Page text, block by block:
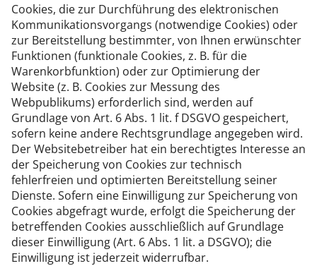
Cookies, die zur Durchführung des elektronischen
Kommunikationsvorgangs (notwendige Cookies) oder
zur Bereitstellung bestimmter, von Ihnen erwünschter
Funktionen (funktionale Cookies, z. B. für die
Warenkorbfunktion) oder zur Optimierung der
Website (z. B. Cookies zur Messung des
Webpublikums) erforderlich sind, werden auf
Grundlage von Art. 6 Abs. 1 lit. f DSGVO gespeichert,
sofern keine andere Rechtsgrundlage angegeben wird.
Der Websitebetreiber hat ein berechtigtes Interesse an
der Speicherung von Cookies zur technisch
fehlerfreien und optimierten Bereitstellung seiner
Dienste. Sofern eine Einwilligung zur Speicherung von
Cookies abgefragt wurde, erfolgt die Speicherung der
betreffenden Cookies ausschließlich auf Grundlage
dieser Einwilligung (Art. 6 Abs. 1 lit. a DSGVO); die
Einwilligung ist jederzeit widerrufbar.